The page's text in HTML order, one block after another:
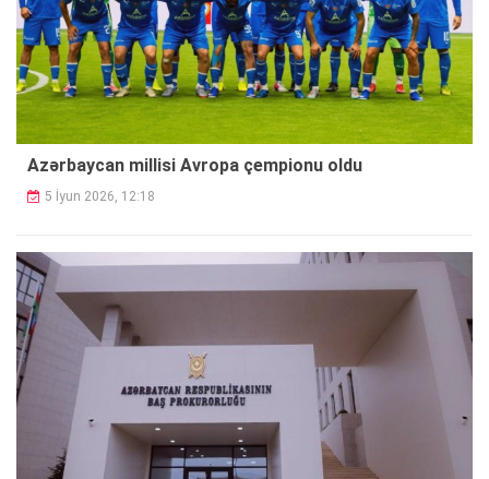
Azərbaycan millisi Avropa çempionu oldu
5 İyun 2026, 12:18